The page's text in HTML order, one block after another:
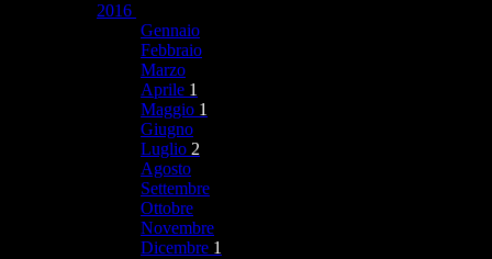
2016
Gennaio
Febbraio
Marzo
Aprile 1
Maggio 1
Giugno
Luglio 2
Agosto
Settembre
Ottobre
Novembre
Dicembre 1